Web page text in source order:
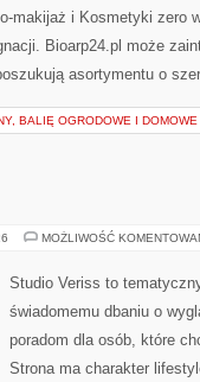
makijaż i Kosmetyki zero
Bioarp24.pl może
asortymentu o
BALIĘ OGRODOWE I DOMOWE
MOŻLIWOŚĆ
Studio Veriss to
świadomemu dbaniu o
poradom dla osób, które
Strona ma charakter